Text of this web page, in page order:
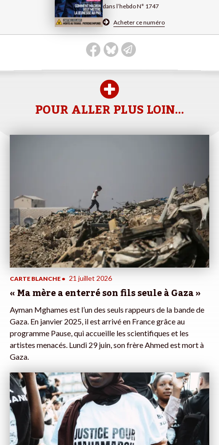
dans l’hebdo N° 1747
Acheter ce numéro
POUR ALLER PLUS LOIN…
CARTE BLANCHE • 21 juillet 2026
« Ma mère a enterré son fils seule à Gaza »
Ayman Mghames est l’un des seuls rappeurs de la bande de
Gaza. En janvier 2025, il est arrivé en France grâce au
programme Pause, qui accueille les scientifiques et les
artistes menacés. Lundi 29 juin, son frère Ahmed est mort à
Gaza.